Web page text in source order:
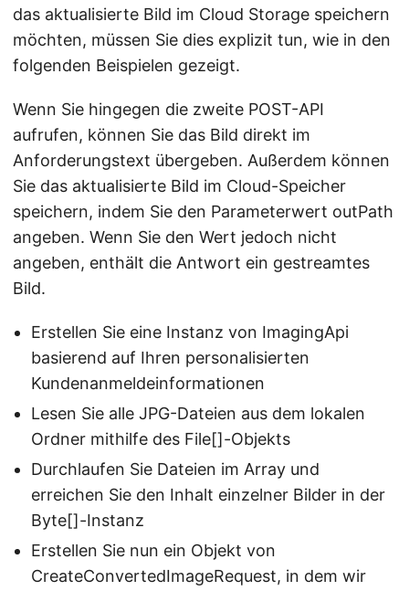
das aktualisierte Bild im Cloud Storage speichern
möchten, müssen Sie dies explizit tun, wie in den
folgenden Beispielen gezeigt.
Wenn Sie hingegen die zweite POST-API
aufrufen, können Sie das Bild direkt im
Anforderungstext übergeben. Außerdem können
Sie das aktualisierte Bild im Cloud-Speicher
speichern, indem Sie den Parameterwert outPath
angeben. Wenn Sie den Wert jedoch nicht
angeben, enthält die Antwort ein gestreamtes
Bild.
Erstellen Sie eine Instanz von ImagingApi
basierend auf Ihren personalisierten
Kundenanmeldeinformationen
Lesen Sie alle JPG-Dateien aus dem lokalen
Ordner mithilfe des File[]-Objekts
Durchlaufen Sie Dateien im Array und
erreichen Sie den Inhalt einzelner Bilder in der
Byte[]-Instanz
Erstellen Sie nun ein Objekt von
CreateConvertedImageRequest, in dem wir